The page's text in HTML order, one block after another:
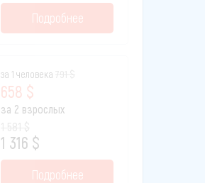
Подробнее
за 1 человека
658 $
за 2 взрослых
1 316 $
Подробнее